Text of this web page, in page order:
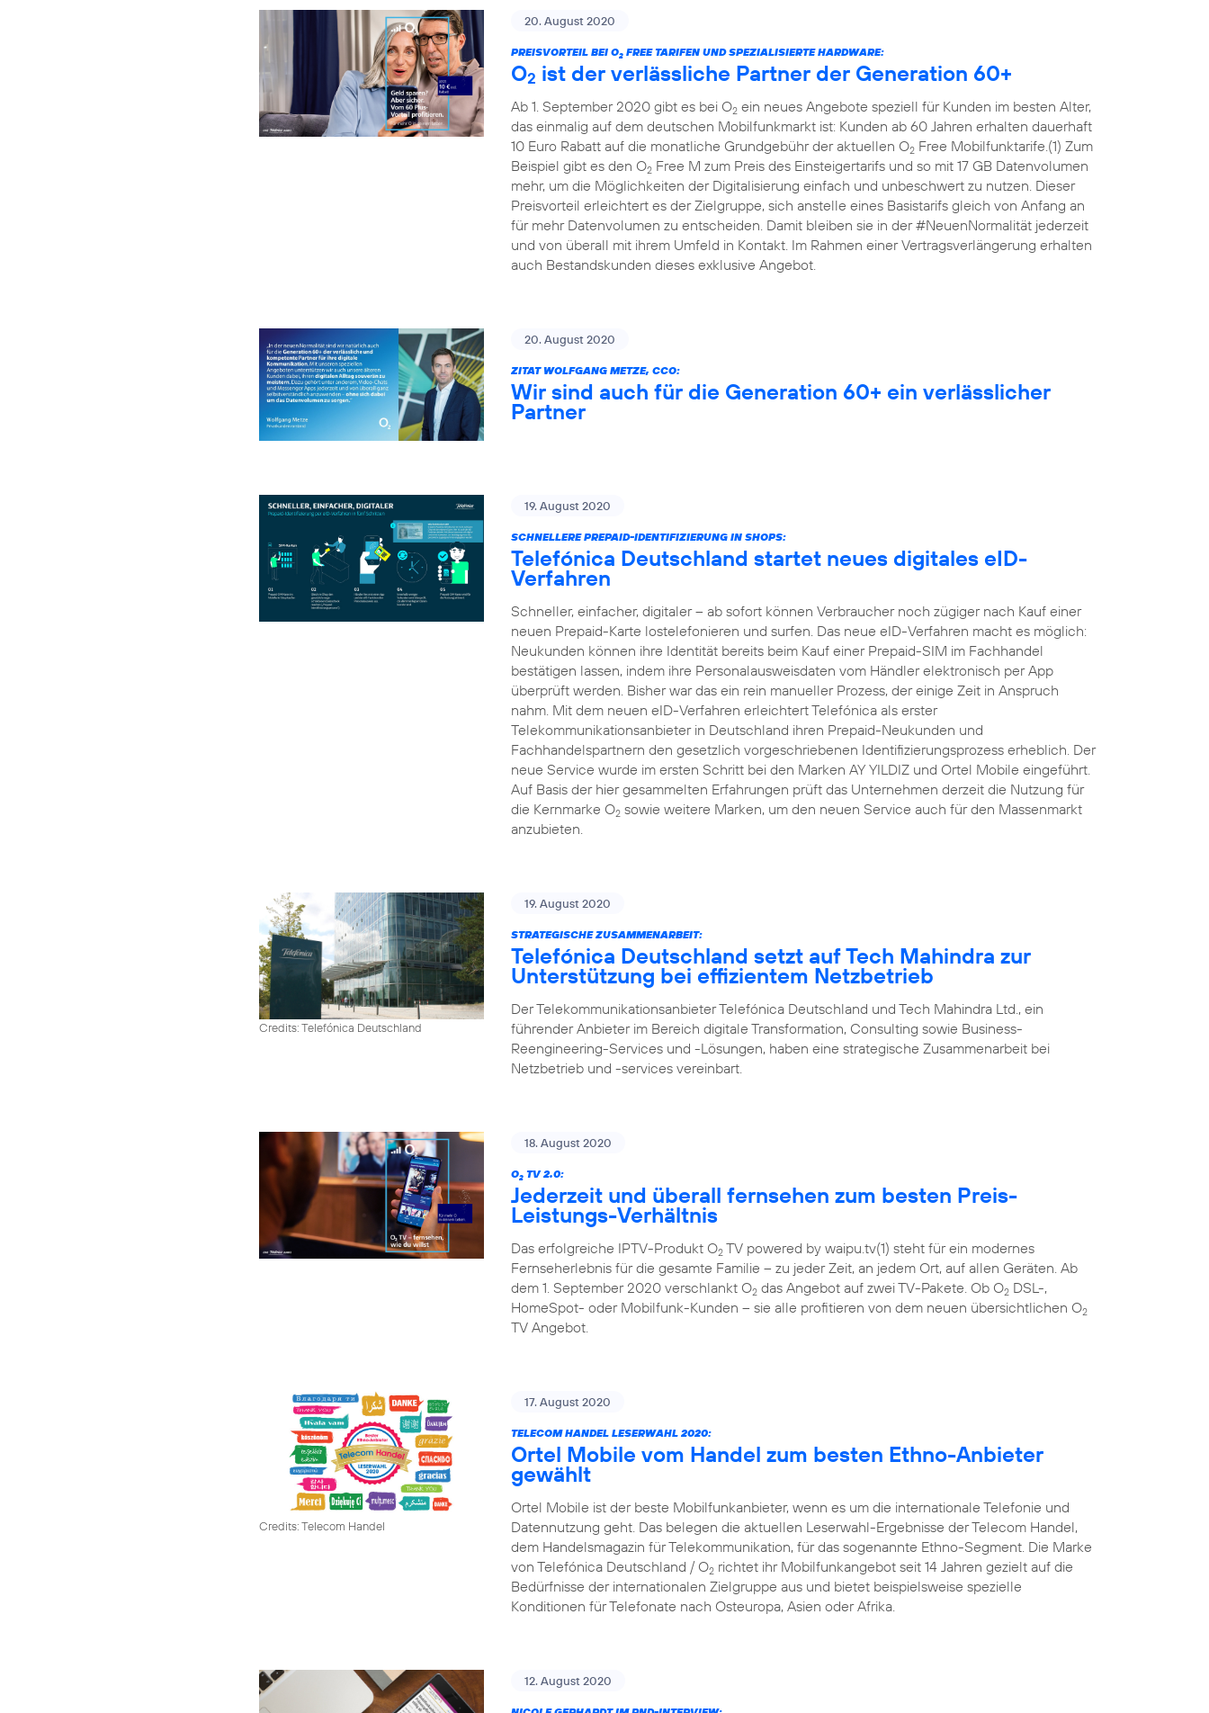
20. August 2020
PREISVORTEIL BEI O2 FREE TARIFEN UND SPEZIALISIERTE HARDWARE:
O2 ist der verlässliche Partner der Generation 60+
Ab 1. September 2020 gibt es bei O2 ein neues Angebote speziell für Kunden im besten Alter,
das einmalig auf dem deutschen Mobilfunkmarkt ist: Kunden ab 60 Jahren erhalten dauerhaft
10 Euro Rabatt auf die monatliche Grundgebühr der aktuellen O2 Free Mobilfunktarife.(1) Zum
Beispiel gibt es den O2 Free M zum Preis des Einsteigertarifs und so mit 17 GB Datenvolumen
mehr, um die Möglichkeiten der Digitalisierung einfach und unbeschwert zu nutzen. Dieser
Preisvorteil erleichtert es der Zielgruppe, sich anstelle eines Basistarifs gleich von Anfang an
für mehr Datenvolumen zu entscheiden. Damit bleiben sie in der #NeuenNormalität jederzeit
und von überall mit ihrem Umfeld in Kontakt. Im Rahmen einer Vertragsverlängerung erhalten
auch Bestandskunden dieses exklusive Angebot.
20. August 2020
ZITAT WOLFGANG METZE, CCO:
Wir sind auch für die Generation 60+ ein verlässlicher
Partner
19. August 2020
SCHNELLERE PREPAID-IDENTIFIZIERUNG IN SHOPS:
Telefónica Deutschland startet neues digitales eID-
Verfahren
Schneller, einfacher, digitaler – ab sofort können Verbraucher noch zügiger nach Kauf einer
neuen Prepaid-Karte lostelefonieren und surfen. Das neue eID-Verfahren macht es möglich:
Neukunden können ihre Identität bereits beim Kauf einer Prepaid-SIM im Fachhandel
bestätigen lassen, indem ihre Personalausweisdaten vom Händler elektronisch per App
überprüft werden. Bisher war das ein rein manueller Prozess, der einige Zeit in Anspruch
nahm. Mit dem neuen eID-Verfahren erleichtert Telefónica als erster
Telekommunikationsanbieter in Deutschland ihren Prepaid-Neukunden und
Fachhandelspartnern den gesetzlich vorgeschriebenen Identifizierungsprozess erheblich. Der
neue Service wurde im ersten Schritt bei den Marken AY YILDIZ und Ortel Mobile eingeführt.
Auf Basis der hier gesammelten Erfahrungen prüft das Unternehmen derzeit die Nutzung für
die Kernmarke O2 sowie weitere Marken, um den neuen Service auch für den Massenmarkt
anzubieten.
Credits: Telefónica Deutschland
19. August 2020
STRATEGISCHE ZUSAMMENARBEIT:
Telefónica Deutschland setzt auf Tech Mahindra zur
Unterstützung bei effizientem Netzbetrieb
Der Telekommunikationsanbieter Telefónica Deutschland und Tech Mahindra Ltd., ein
führender Anbieter im Bereich digitale Transformation, Consulting sowie Business-
Reengineering-Services und -Lösungen, haben eine strategische Zusammenarbeit bei
Netzbetrieb und -services vereinbart.
18. August 2020
O2 TV 2.0:
Jederzeit und überall fernsehen zum besten Preis-
Leistungs-Verhältnis
Das erfolgreiche IPTV-Produkt O2 TV powered by waipu.tv(1) steht für ein modernes
Fernseherlebnis für die gesamte Familie – zu jeder Zeit, an jedem Ort, auf allen Geräten. Ab
dem 1. September 2020 verschlankt O2 das Angebot auf zwei TV-Pakete. Ob O2 DSL-,
HomeSpot- oder Mobilfunk-Kunden – sie alle profitieren von dem neuen übersichtlichen O2
TV Angebot.
Credits: Telecom Handel
17. August 2020
TELECOM HANDEL LESERWAHL 2020:
Ortel Mobile vom Handel zum besten Ethno-Anbieter
gewählt
Ortel Mobile ist der beste Mobilfunkanbieter, wenn es um die internationale Telefonie und
Datennutzung geht. Das belegen die aktuellen Leserwahl-Ergebnisse der Telecom Handel,
dem Handelsmagazin für Telekommunikation, für das sogenannte Ethno-Segment. Die Marke
von Telefónica Deutschland / O2 richtet ihr Mobilfunkangebot seit 14 Jahren gezielt auf die
Bedürfnisse der internationalen Zielgruppe aus und bietet beispielsweise spezielle
Konditionen für Telefonate nach Osteuropa, Asien oder Afrika.
12. August 2020